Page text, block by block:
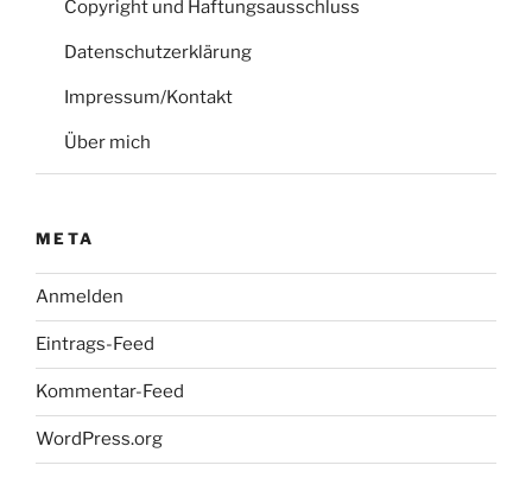
Copyright und Haftungsausschluss
Datenschutzerklärung
Impressum/Kontakt
Über mich
META
Anmelden
Eintrags-Feed
Kommentar-Feed
WordPress.org